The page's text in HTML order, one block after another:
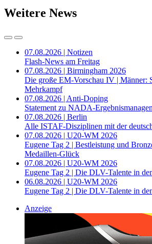
Weitere News
07.08.2026 | Notizen
Flash-News am Freitag
07.08.2026 | Birmingham 2026
Die große EM-Vorschau IV | Männer:
Mehrkampf
07.08.2026 | Anti-Doping
Statement zu NADA-
07.08.2026 | Berlin
Alle ISTAF-Disziplinen mit der
07.08.2026 | U20-WM 2026
Eugene Tag 2 | Bestleistung und
Medaillen-Glück
07.08.2026 | U20-WM 2026
Eugene Tag 2 | Die DLV-Talente in
06.08.2026 | U20-WM 2026
Eugene Tag 2 | Die DLV-Talente in
Anzeige